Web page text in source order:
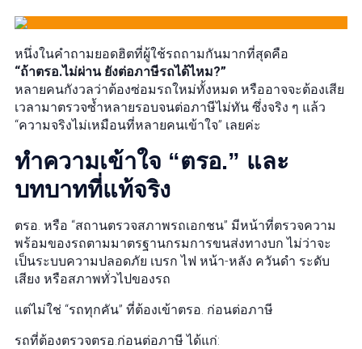
หนึ่งในคำถามยอดฮิตที่ผู้ใช้รถถามกันมากที่สุดคือ
“ถ้าตรอ.ไม่ผ่าน ยังต่อภาษีรถได้ไหม?”
หลายคนกังวลว่าต้องซ่อมรถใหม่ทั้งหมด หรืออาจจะต้องเสีย
เวลามาตรวจซ้ำหลายรอบจนต่อภาษีไม่ทัน ซึ่งจริง ๆ แล้ว
“ความจริงไม่เหมือนที่หลายคนเข้าใจ” เลยค่ะ
ทำความเข้าใจ “ตรอ.” และ
บทบาทที่แท้จริง
ตรอ. หรือ “สถานตรวจสภาพรถเอกชน” มีหน้าที่ตรวจความ
พร้อมของรถตามมาตรฐานกรมการขนส่งทางบก ไม่ว่าจะ
เป็นระบบความปลอดภัย เบรก ไฟ หน้า-หลัง ควันดำ ระดับ
เสียง หรือสภาพทั่วไปของรถ
แต่ไม่ใช่ “รถทุกคัน” ที่ต้องเข้าตรอ. ก่อนต่อภาษี
รถที่ต้องตรวจตรอ.ก่อนต่อภาษี ได้แก่: